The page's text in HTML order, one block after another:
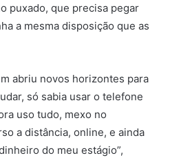
puxado, que precisa pegar
a mesma disposição que as
abriu novos horizontes para
só sabia usar o telefone
uso tudo, mexo no
a distância, online, e ainda
do meu estágio”,